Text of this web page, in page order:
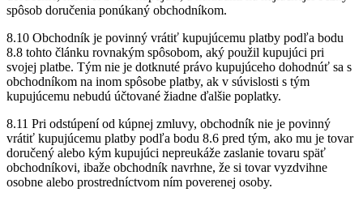
spôsob doručenia ponúkaný obchodníkom.
8.10 Obchodník je povinný vrátiť kupujúcemu platby podľa bodu
8.8 tohto článku rovnakým spôsobom, aký použil kupujúci pri
svojej platbe. Tým nie je dotknuté právo kupujúceho dohodnúť sa s
obchodníkom na inom spôsobe platby, ak v súvislosti s tým
kupujúcemu nebudú účtované žiadne ďalšie poplatky.
8.11 Pri odstúpení od kúpnej zmluvy, obchodník nie je povinný
vrátiť kupujúcemu platby podľa bodu 8.6 pred tým, ako mu je tovar
doručený alebo kým kupujúci nepreukáže zaslanie tovaru späť
obchodníkovi, ibaže obchodník navrhne, že si tovar vyzdvihne
osobne alebo prostredníctvom ním poverenej osoby.